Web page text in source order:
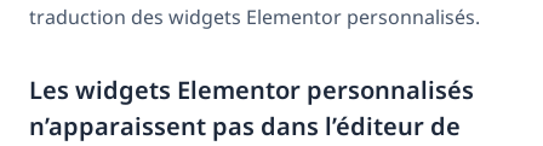
traduction des widgets Elementor personnalisés.
Les widgets Elementor personnalisés
n’apparaissent pas dans l’éditeur de